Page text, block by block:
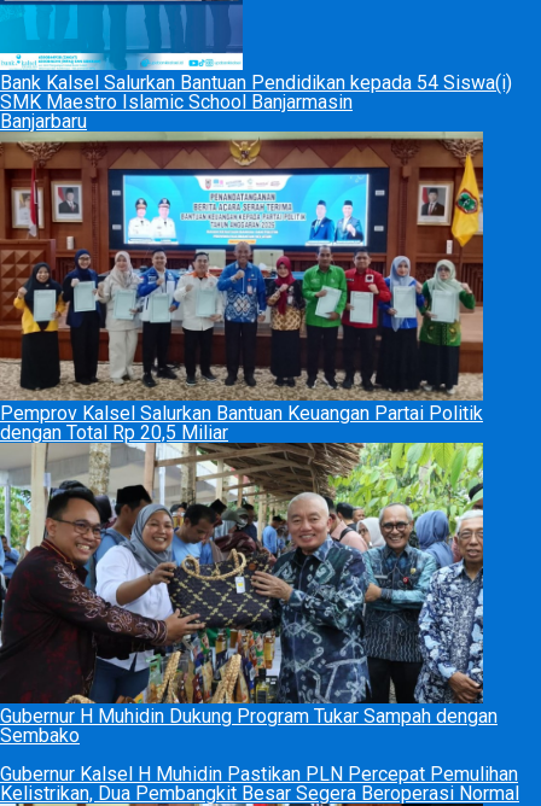
Bank Kalsel Salurkan Bantuan Pendidikan kepada 54 Siswa(i)
SMK Maestro Islamic School Banjarmasin
Banjarbaru
Pemprov Kalsel Salurkan Bantuan Keuangan Partai Politik
dengan Total Rp 20,5 Miliar
Gubernur H Muhidin Dukung Program Tukar Sampah dengan
Sembako
Gubernur Kalsel H Muhidin Pastikan PLN Percepat Pemulihan
Kelistrikan, Dua Pembangkit Besar Segera Beroperasi Normal